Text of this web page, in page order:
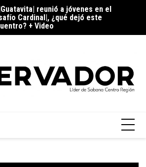
reunió a jóvenes en el
Cardinal|, ¿qué dejó este
+ Video
encendió el Mes del Rock, ¿cómo
experiencia musical?